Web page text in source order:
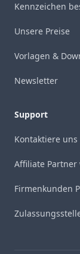
Kennzeichen
Unsere Preise
Vorlagen &
Newsletter
Support
Kontaktiere uns
Affiliate Partner
Firmenkunden